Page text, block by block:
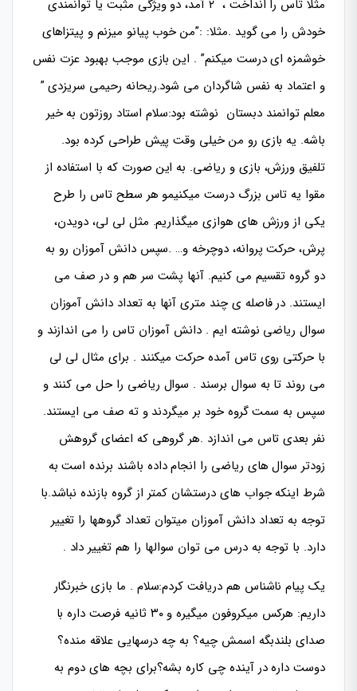
مثلا تاس را انداخت ، ۲ آمد، دو ویژگی مثبت یا توانمندی
خودش را می گوید .مثلا: :”من خوب پیانو میزنم و پیتزاهای
خوشمزه ای درست میکنم” . این بازی موجب بهبود عزت نفس
و اعتماد به نفس شاگردان می شود.ریحانه رحیمی سریزدی ”
معلم توانمند دبستان نوشته بود:سلام استاد روزتون به خیر
باشه. یه بازی رو من خیلی وقت پیش طراحی کرده بود.
تلفیق ورزش، بازی و ریاضی. به این صورت که با استفاده از
مقوا یه تاس بزرگ درست می­کنیمو هر سطح تاس را طرح
یکی از ورزش های هوازی میگذاریم. مثل لی لی، دویدن،
پرش، حرکت پروانه، دوچرخه و… .سپس دانش آموزان رو به
دو گروه تقسیم می کنیم. آنها پشت سر هم و در صف می
ایستند. در فاصله ی چند متری آنها به تعداد دانش آموزان
سوال ریاضی نوشته ایم . دانش آموزان تاس را می اندازند و
با حرکتی روی تاس آمده حرکت میکنند . برای مثال لی لی
می روند تا به سوال برسند . سوال ریاضی را حل می کنند و
سپس به سمت گروه خود بر میگردند و ته صف می ایستند.
نفر بعدی تاس می اندازد .هر گروهی که اعضای گروهش
زودتر سوال های ریاضی را انجام داده باشند برنده است به
شرط اینکه جواب های درستشان کمتر از گروه بازنده نباشد.با
توجه به تعداد دانش آموزان میتوان تعداد گروهها را تغییر
دارد. با توجه به درس می توان سوالها را هم تغییر داد .
یک پیام ناشناس هم دریافت کردم:سلام . ما بازی خبرنگار
داریم: هرکس میکروفون میگیره و ۳۰ ثانیه فرصت داره با
صدای بلندبگه اسمش چیه؟ به چه درسهایی علاقه منده؟
دوست داره در آینده چی کاره بشه؟برای بچه های دوم به